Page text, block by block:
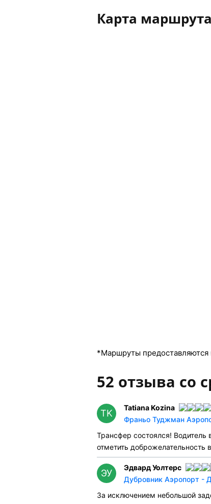
Карта
*Маршруты предоставляются
52 отзыва со
TK
Tatiana Kozina
Франьо Туджман
Трансфер состоялся!
отметить доброжелательность
ЭУ
Эдвард Уолтерс
Дубровник Аэропорт -
За исключением небольшой